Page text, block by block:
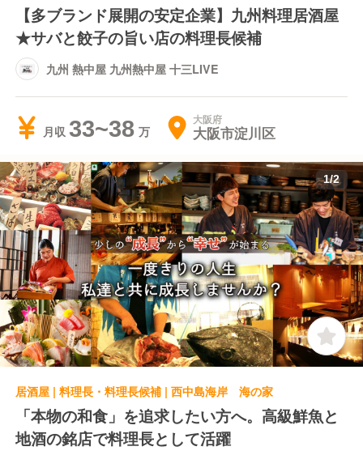
【多ブランド展開の安定企業】九州料理居酒屋
★サバと餃子の旨い店の料理長候補
九州 熱中屋 九州熱中屋 十三LIVE
月収 33~38 大阪府
大阪市淀川区
1/2
居酒屋 | 料理長・料理長候補 | 西中島海岸 海の家
「本物の和食」を追求したい方へ。高級鮮魚と
地酒の銘店で料理長として活躍